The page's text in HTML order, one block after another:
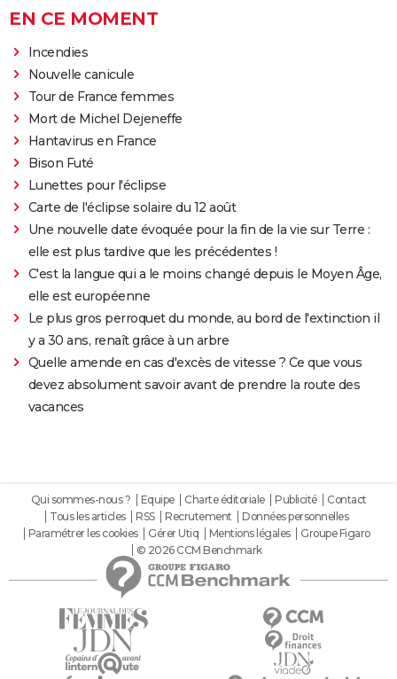
EN CE MOMENT
Incendies
Nouvelle canicule
Tour de France femmes
Mort de Michel Dejeneffe
Hantavirus en France
Bison Futé
Lunettes pour l'éclipse
Carte de l'éclipse solaire du 12 août
Une nouvelle date évoquée pour la fin de la vie sur Terre :
elle est plus tardive que les précédentes !
C'est la langue qui a le moins changé depuis le Moyen Âge,
elle est européenne
Le plus gros perroquet du monde, au bord de l'extinction il
y a 30 ans, renaît grâce à un arbre
Quelle amende en cas d'excès de vitesse ? Ce que vous
devez absolument savoir avant de prendre la route des
vacances
Qui sommes-nous ? Equipe Charte éditoriale Publicité
Contact
Tous les articles
RSS Recrutement
Données personnelles
Paramétrer les cookies
Gérer Utiq Mentions légales
Groupe Figaro
© 2026 CCM Benchmark